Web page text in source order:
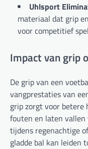
Uhlsport
materiaal dat grip
voor competitief
Impact van grip
De grip van een
vangprestaties van
grip zorgt voor betere
fouten en laten
tijdens regenachtige
gladde bal kan leiden